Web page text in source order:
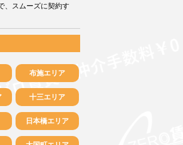
、スムーズに契約す
布施エリア
十三エリア
日本橋エリア